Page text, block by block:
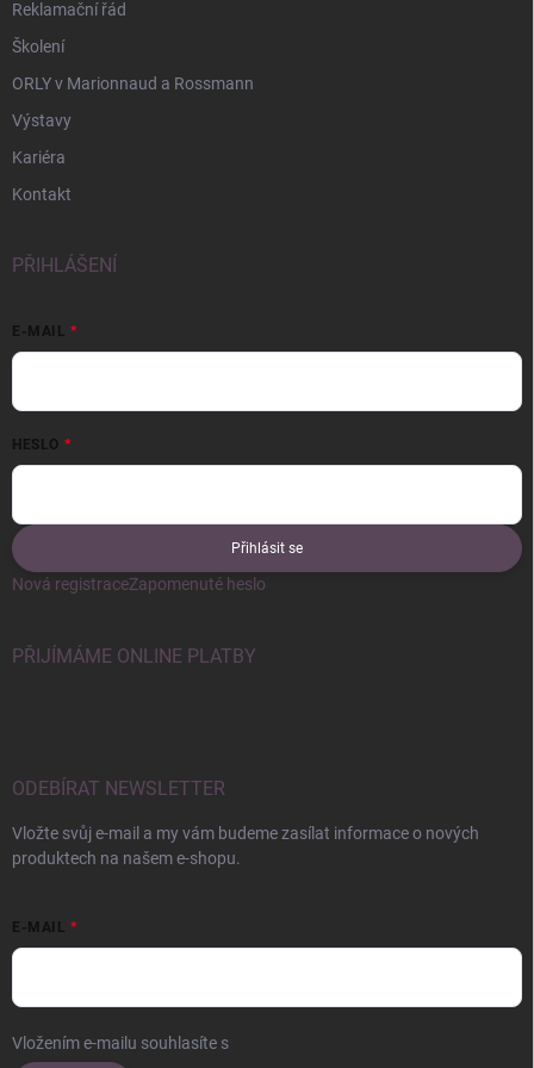
Reklamační řád
Školení
ORLY v Marionnaud a Rossmann
Výstavy
Kariéra
Kontakt
PŘIHLÁŠENÍ
E-MAIL
HESLO
Přihlásit se
Nová registraceZapomenuté heslo
PŘIJÍMÁME ONLINE PLATBY
ODEBÍRAT NEWSLETTER
Vložte svůj e-mail a my vám budeme zasílat informace o nových
produktech na našem e-shopu.
E-MAIL
Vložením e-mailu souhlasíte s